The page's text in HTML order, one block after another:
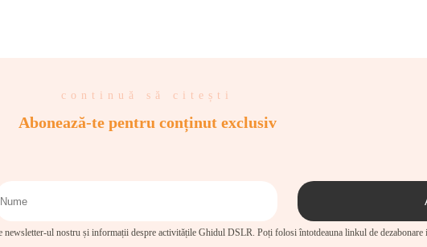
continuă să citești
Abonează-te pentru conținut exclusiv
newsletter-ul nostru și informații despre activitățile Ghidul DSLR. Poți folosi întotdeauna linkul de dezabonare